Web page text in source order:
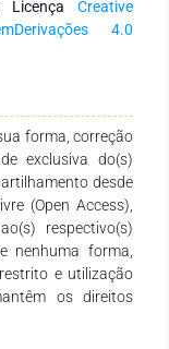
Licença Creative
4.0
forma, correção
exclusiva do(s)
desde
(Open Access),
respectivo(s)
nenhuma forma,
e utilização
os direitos